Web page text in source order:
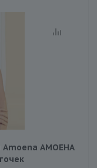
Amoena АМОЕНА